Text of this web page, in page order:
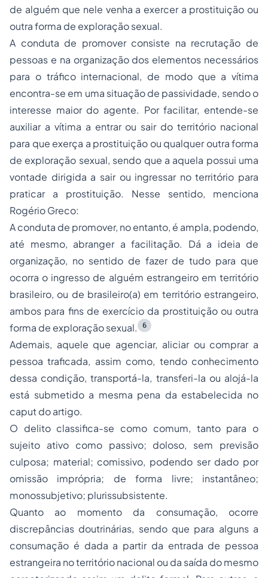
de alguém que nele venha a exercer a prostituição ou
outra forma de exploração sexual.
A conduta de promover consiste na recrutação de
pessoas e na organização dos elementos necessários
para o tráfico internacional, de modo que a vítima
encontra-se em uma situação de passividade, sendo o
interesse maior do agente. Por facilitar, entende-se
auxiliar a vítima a entrar ou sair do território nacional
para que exerça a prostituição ou qualquer outra forma
de exploração sexual, sendo que a aquela possui uma
vontade dirigida a sair ou ingressar no território para
praticar a prostituição. Nesse sentido, menciona
Rogério Greco:
A conduta de promover, no entanto, é ampla, podendo,
até mesmo, abranger a facilitação. Dá a ideia de
organização, no sentido de fazer de tudo para que
ocorra o ingresso de alguém estrangeiro em território
brasileiro, ou de brasileiro(a) em território estrangeiro,
ambos para fins de exercício da prostituição ou outra
forma de exploração sexual.
6
Ademais, aquele que agenciar, aliciar ou comprar a
pessoa traficada, assim como, tendo conhecimento
dessa condição, transportá-la, transferi-la ou alojá-la
está submetido a mesma pena da estabelecida no
caput do artigo.
O delito classifica-se como comum, tanto para o
sujeito ativo como passivo; doloso, sem previsão
culposa; material; comissivo, podendo ser dado por
omissão imprópria; de forma livre; instantâneo;
monossubjetivo; plurissubsistente.
Quanto ao momento da consumação, ocorre
discrepâncias doutrinárias, sendo que para alguns a
consumação é dada a partir da entrada de pessoa
estrangeira no território nacional ou da saída do mesmo